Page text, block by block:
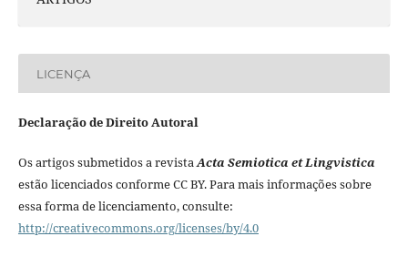
LICENÇA
Declaração de Direito Autoral
Os artigos submetidos a revistaActa Semiotica et Lingvistica
estão licenciados conforme CC BY. Para mais informações sobre
essa forma de licenciamento, consulte:
http://creativecommons.org/licenses/by/4.0